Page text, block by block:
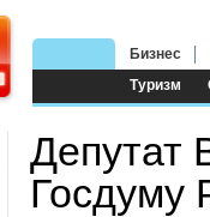
Туризм
Бизнес
Депутат
Госдуму